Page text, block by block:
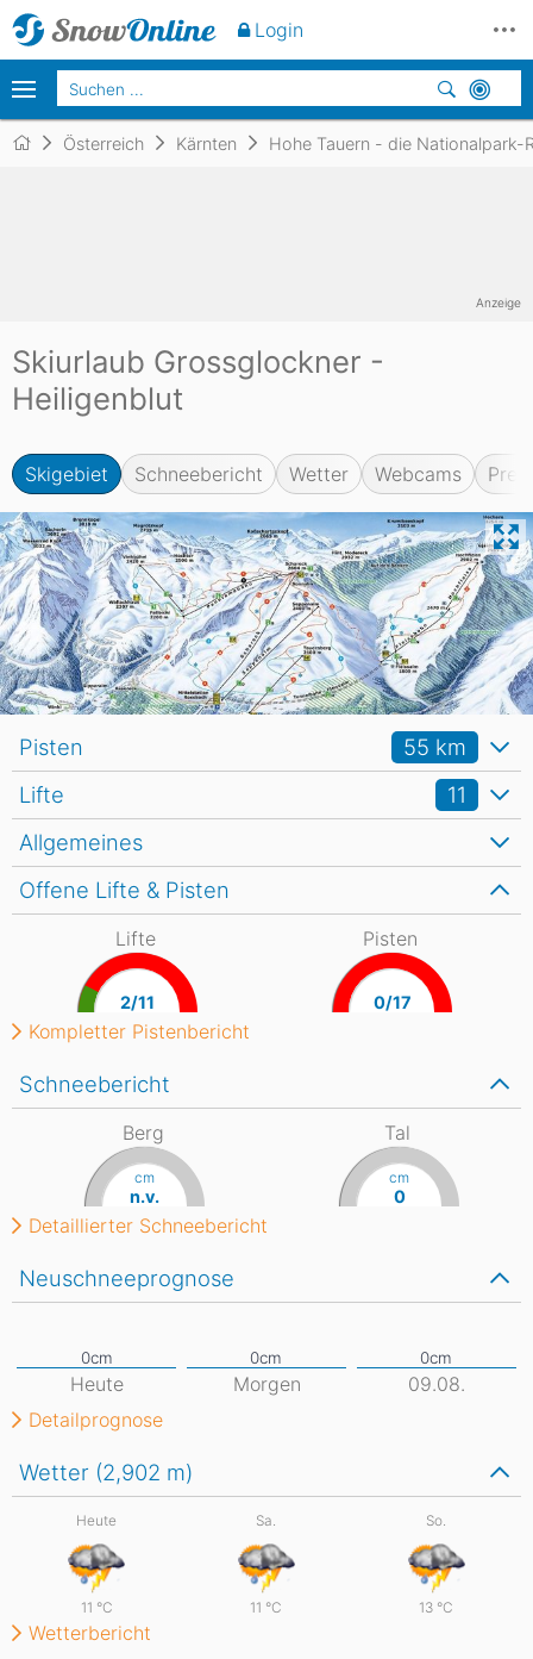
Österreich Kärnten Hohe Tauern - die Nationalpark-
Skiurlaub Grossglockner -
Heiligenblut
Skigebiet Schneebericht Wetter Webcams
Anzeige
Allgemeines
Lifte 11
Pisten 55 km
Wetter (2,902 m)
Heute
11 °C
Sa.
11 °C
So.
13 °C
Wetterbericht
Schneebericht
Berg
cm
n.v.
Tal
cm
0
Detaillierter Schneebericht
Neuschneeprognose
Heute Morgen
09.08.
Detailprognose
Offene Lifte & Pisten
Lifte
2/11
Pisten
0/17
Kompletter Pistenbericht
Login